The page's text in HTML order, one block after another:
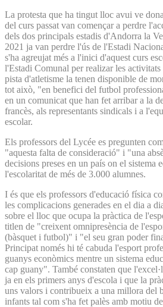
La protesta que ha tingut lloc avui ve
del curs passat van començar a perdre
dels dos principals estadis d'Andorra la
2021 ja van perdre l'ús de l'Estadi
s'ha agreujat més a l'inici d'aquest curs
l'Estadi Comunal per realizar les
pista d'atletisme la tenen disponible de
tot això, "en benefici del futbol
en un comunicat que han fet arribar a la
francès, als representants sindicals i a
escolar.
Els professors del Lycée es pregunten
"aquesta falta de consideració" i "una
decisions preses en un país on el sistema
l'escolaritat de més de 3.000 alumnes.
I és que els professors d'educació física
les complicacions generades en el dia a
sobre el lloc que ocupa la pràctica de
titlen de "creixent omnipresència de
(bàsquet i futbol)" i "el seu gran poder
Principat només hi té cabuda l'esport
guanys econòmics mentre un sistema
cap guany". També constaten que
ja en els primers anys d'escola i que la
uns valors i contribueix a una millora del
infants tal com s'ha fet palès amb motiu